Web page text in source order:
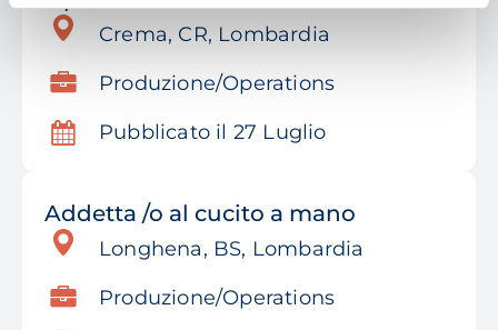
Crema, CR, Lombardia
Produzione/Operations
Pubblicato il 27 Luglio
Addetta /o al cucito a mano
Longhena, BS, Lombardia
Produzione/Operations